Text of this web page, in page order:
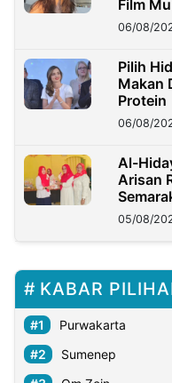
Film
06/08/
Pilih
Makan
Protein
06/08/
Al-
Arisan
05/08/
KABAR
Purwakarta
Sumenep